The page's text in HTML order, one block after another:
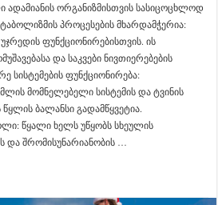
ორგანიზმისთვის სასიცოცხლოდ
პროცესების მხარდამჭერია:
ფუნქციონირებისთვის. ის
და საკვები ნივთიერებების
სისტემების ფუნქციონირება:
მომნელებელი სისტემის და ტვინის
ბალანსი გადამწყვეტია.
წყალი ხელს უწყობს სხეულის
და შრომისუნარიანობის …